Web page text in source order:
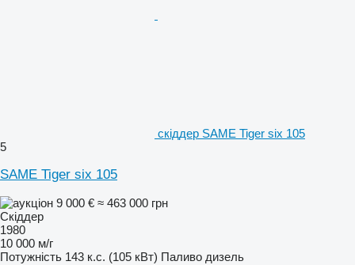
скіддер SAME Tiger six 105
5
SAME Tiger six 105
9 000 € ≈ 463 000 грн
Скіддер
1980
10 000 м/г
Потужність 143 к.с. (105 кВт) Паливо дизель